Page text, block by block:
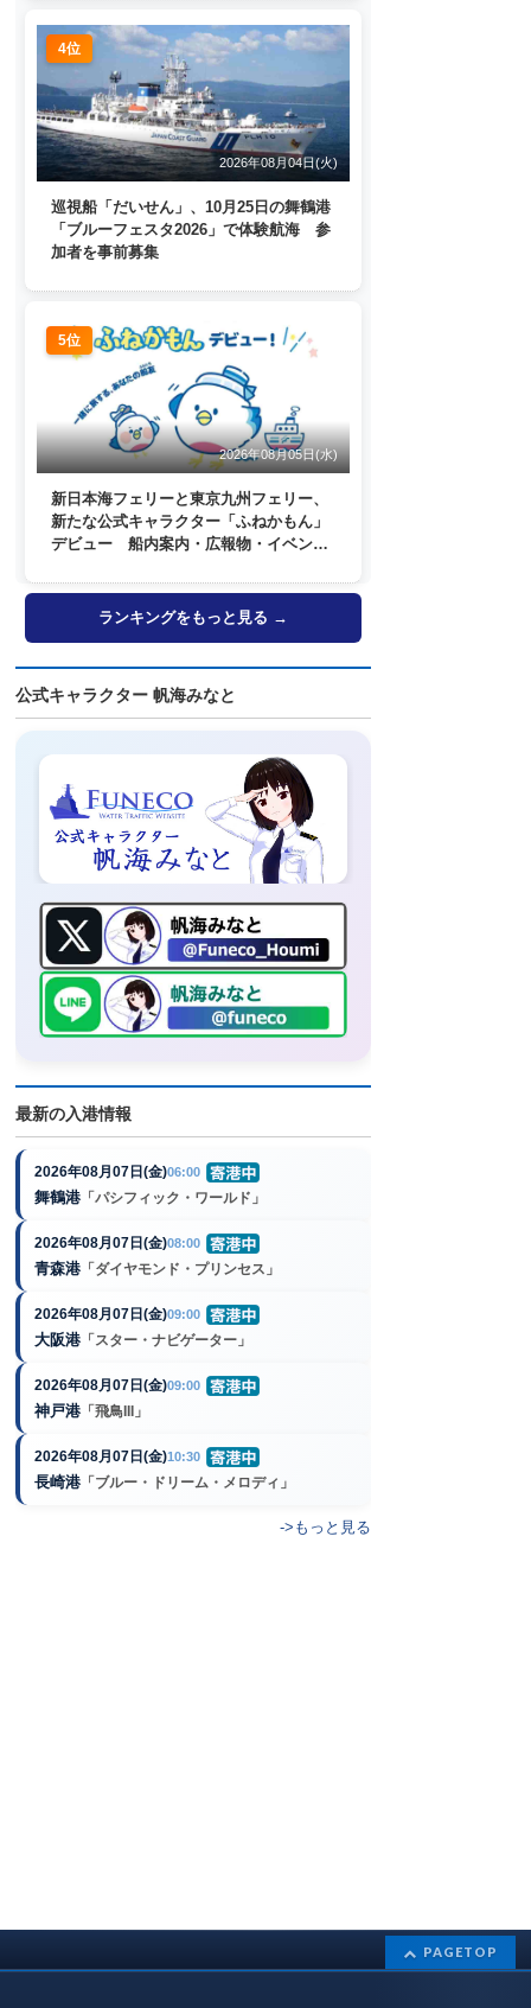
4位
2026年08月04日(火)
巡視船「だいせん」、10月25日の舞鶴港
「ブルーフェスタ2026」で体験航海 参
加者を事前募集
5位
2026年08月05日(水)
新日本海フェリーと東京九州フェリー、
新たな公式キャラクター「ふねかもん」
デビュー 船内案内・広報物・イベン
ランキングをもっと見る →
公式キャラクター 帆海みなと
最新の入港情報
2026年08月07日(金)06:00
舞鶴港 「パシフィック・ワールド」
2026年08月07日(金)08:00
青森港 「ダイヤモンド・プリンセス」
2026年08月07日(金)09:00
大阪港 「スター・ナビゲーター」
2026年08月07日(金)09:00
神戸港 「飛鳥III」
2026年08月07日(金)10:30
長崎港 「ブルー・ドリーム・メロディ」
->もっと見る
PAGETOP